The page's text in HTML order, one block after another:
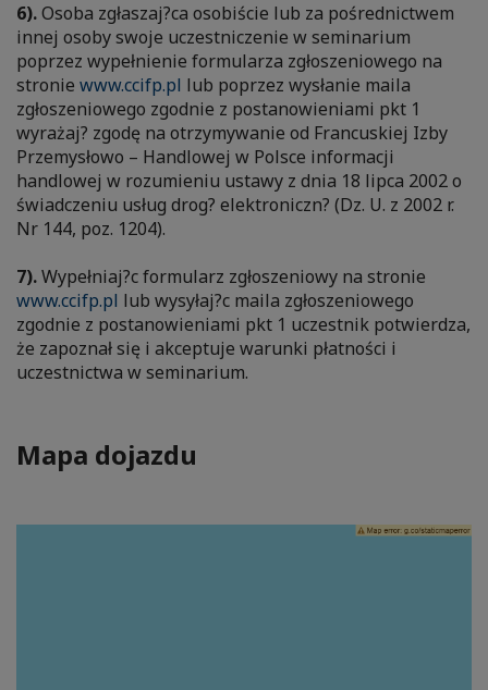
6).Osoba zgłaszaj?ca osobiście lub za pośrednictwem
innej osoby swoje uczestniczenie w seminarium
poprzez wypełnienie formularza zgłoszeniowego na
stronie www.ccifp.pl lub poprzez wysłanie maila
zgłoszeniowego zgodnie z postanowieniami pkt 1
wyrażaj? zgodę na otrzymywanie od Francuskiej Izby
Przemysłowo – Handlowej w Polsce informacji
handlowej w rozumieniu ustawy z dnia 18 lipca 2002 o
świadczeniu usług drog? elektroniczn? (Dz. U. z 2002 r.
Nr 144, poz. 1204).
7).Wypełniaj?c formularz zgłoszeniowy na stronie
www.ccifp.pl lub wysyłaj?c maila zgłoszeniowego
zgodnie z postanowieniami pkt 1 uczestnik potwierdza,
że zapoznał się i akceptuje warunki płatności i
uczestnictwa w seminarium.
Mapa dojazdu